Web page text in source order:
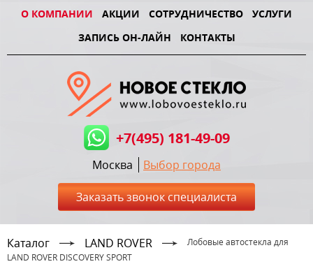
О КОМПАНИИ АКЦИИ СОТРУДНИЧЕСТВО
УСЛУГИ
ЗАПИСЬ ОН-ЛАЙН
КОНТАКТЫ
+7(495) 181-49-09
Москва Выбор города
Заказать звонок специалиста
Каталог LAND ROVER
Лобовые автостекла для
LAND ROVER DISCOVERY SPORT